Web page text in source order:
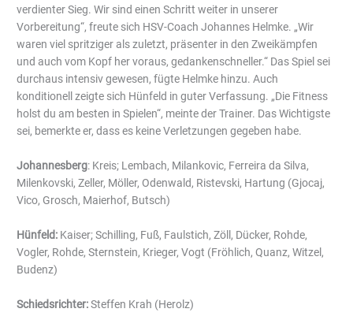
verdienter Sieg. Wir sind einen Schritt weiter in unserer
Vorbereitung“, freute sich HSV-Coach Johannes Helmke. „Wir
waren viel spritziger als zuletzt, präsenter in den Zweikämpfen
und auch vom Kopf her voraus, gedankenschneller.“ Das Spiel sei
durchaus intensiv gewesen, fügte Helmke hinzu. Auch
konditionell zeigte sich Hünfeld in guter Verfassung. „Die Fitness
holst du am besten in Spielen“, meinte der Trainer. Das Wichtigste
sei, bemerkte er, dass es keine Verletzungen gegeben habe.
Johannesberg: Kreis; Lembach, Milankovic, Ferreira da Silva,
Milenkovski, Zeller, Möller, Odenwald, Ristevski, Hartung (Gjocaj,
Vico, Grosch, Maierhof, Butsch)
Hünfeld: Kaiser; Schilling, Fuß, Faulstich, Zöll, Dücker, Rohde,
Vogler, Rohde, Sternstein, Krieger, Vogt (Fröhlich, Quanz, Witzel,
Budenz)
Schiedsrichter:Steffen Krah (Herolz)